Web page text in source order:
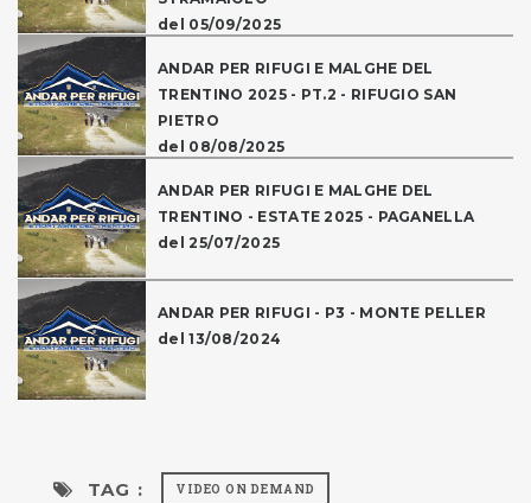
del 05/09/2025
ANDAR PER RIFUGI E MALGHE DEL
TRENTINO 2025 - PT.2 - RIFUGIO SAN
PIETRO
del 08/08/2025
ANDAR PER RIFUGI E MALGHE DEL
TRENTINO - ESTATE 2025 - PAGANELLA
del 25/07/2025
ANDAR PER RIFUGI - P3 - MONTE PELLER
del 13/08/2024
TAG : VIDEO ON DEMAND